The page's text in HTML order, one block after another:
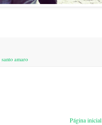
santo amaro
Página inicial